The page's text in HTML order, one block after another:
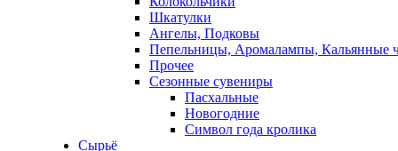
Шкатулки
Ангелы, Подковы
Пепельницы, Аромалампы, Кальянные
Прочее
Сезонные сувениры
Пасхальные
Новогодние
Символ года кролика
Сырьё